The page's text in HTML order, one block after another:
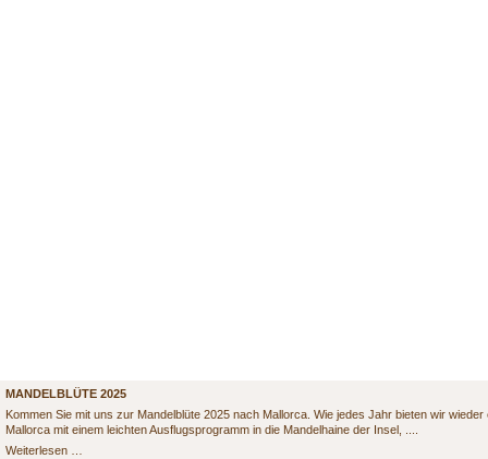
MANDELBLÜTE 2025
Kommen Sie mit uns zur Mandelblüte 2025 nach Mallorca. Wie jedes Jahr bieten wir
Mallorca mit einem leichten Ausflugsprogramm in die Mandelhaine der Insel, ....
Weiterlesen …